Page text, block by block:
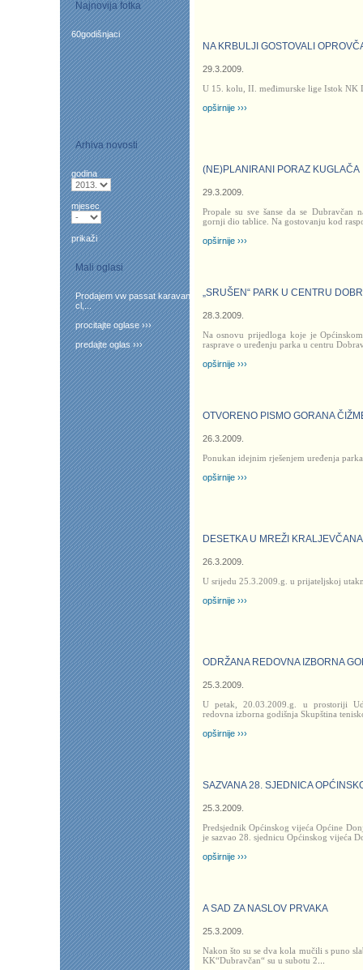
Najnovija fotka
60godišnjaci
Arhiva novosti
godina
mjesec
prikaži
Mali oglasi
Prodajem vw passat karavan
cl,...
procitajte oglase ›››
predajte oglas ›››
NA KRBULJI GOSTOVALI
29.3.2009.
U 15. kolu, II. međimurske lige Istok NK
opširnije ›››
(NE)PLANIRANI PORAZ KUGLAČA
29.3.2009.
Propale su sve šanse da se Dubravčan
gornji dio tablice. Na gostovanju kod
opširnije ›››
„SRUŠEN“ PARK U CENTRU
28.3.2009.
Na osnovu prijedloga koje je
rasprave o uređenju parka u centru
opširnije ›››
OTVORENO PISMO GORANA
26.3.2009.
Ponukan idejnim rješenjem uređenja
opširnije ›››
DESETKA U MREŽI KRALJEVČANA
26.3.2009.
U srijedu 25.3.2009.g. u prijateljskoj
opširnije ›››
ODRŽANA REDOVNA IZBORNA
25.3.2009.
U petak, 20.03.2009.g. u prostoriji
redovna izborna godišnja Skupština
opširnije ›››
SAZVANA 28. SJEDNICA
25.3.2009.
Predsjednik Općinskog vijeća Općine
je sazvao 28. sjednicu Općinskog vijeća
opširnije ›››
A SAD ZA NASLOV PRVAKA
25.3.2009.
Nakon što su se dva kola mučili s puno
KK“Dubravčan“ su u subotu 2